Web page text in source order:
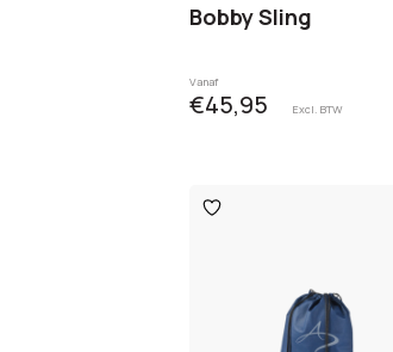
Bobby Sling
Vanaf
€45,95 Excl. BTW
Toevoegen
aan